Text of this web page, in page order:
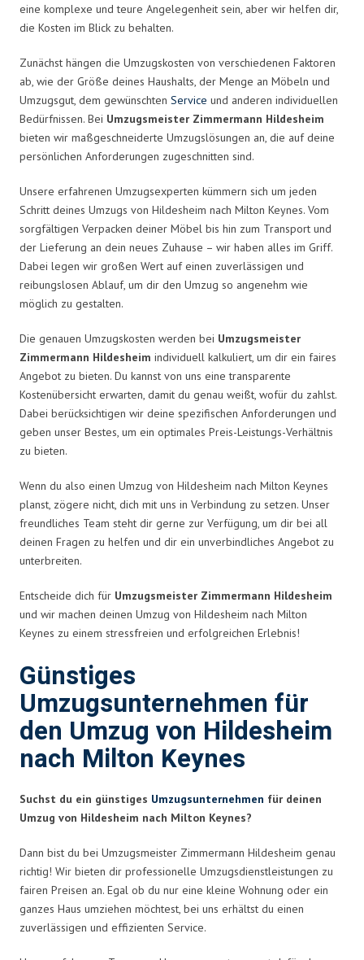
eine komplexe und teure Angelegenheit sein, aber wir helfen dir,
die Kosten im Blick zu behalten.
Zunächst hängen die Umzugskosten von verschiedenen Faktoren
ab, wie der Größe deines Haushalts, der Menge an Möbeln und
Umzugsgut, dem gewünschten Service und anderen individuellen
Bedürfnissen. Bei Umzugsmeister Zimmermann Hildesheim
bieten wir maßgeschneiderte Umzugslösungen an, die auf deine
persönlichen Anforderungen zugeschnitten sind.
Unsere erfahrenen Umzugsexperten kümmern sich um jeden
Schritt deines Umzugs von Hildesheim nach Milton Keynes. Vom
sorgfältigen Verpacken deiner Möbel bis hin zum Transport und
der Lieferung an dein neues Zuhause – wir haben alles im Griff.
Dabei legen wir großen Wert auf einen zuverlässigen und
reibungslosen Ablauf, um dir den Umzug so angenehm wie
möglich zu gestalten.
Die genauen Umzugskosten werden bei Umzugsmeister
Zimmermann Hildesheim individuell kalkuliert, um dir ein faires
Angebot zu bieten. Du kannst von uns eine transparente
Kostenübersicht erwarten, damit du genau weißt, wofür du zahlst.
Dabei berücksichtigen wir deine spezifischen Anforderungen und
geben unser Bestes, um ein optimales Preis-Leistungs-Verhältnis
zu bieten.
Wenn du also einen Umzug von Hildesheim nach Milton Keynes
planst, zögere nicht, dich mit uns in Verbindung zu setzen. Unser
freundliches Team steht dir gerne zur Verfügung, um dir bei all
deinen Fragen zu helfen und dir ein unverbindliches Angebot zu
unterbreiten.
Entscheide dich für Umzugsmeister Zimmermann Hildesheim
und wir machen deinen Umzug von Hildesheim nach Milton
Keynes zu einem stressfreien und erfolgreichen Erlebnis!
Günstiges
Umzugsunternehmen für
den Umzug von Hildesheim
nach Milton Keynes
Suchst du ein günstiges Umzugsunternehmen für deinen
Umzug von Hildesheim nach Milton Keynes?
Dann bist du bei Umzugsmeister Zimmermann Hildesheim genau
richtig! Wir bieten dir professionelle Umzugsdienstleistungen zu
fairen Preisen an. Egal ob du nur eine kleine Wohnung oder ein
ganzes Haus umziehen möchtest, bei uns erhältst du einen
zuverlässigen und effizienten Service.